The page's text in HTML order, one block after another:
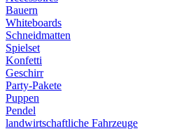
Bauern
Whiteboards
Schneidmatten
Spielset
Konfetti
Geschirr
Party-Pakete
Puppen
Pendel
landwirtschaftliche Fahrzeuge